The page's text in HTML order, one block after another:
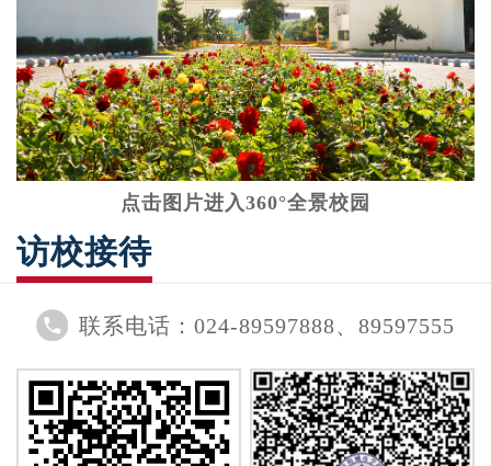
点击图片进入360°全景校园
访校接待
联系电话：024-89597888、89597555